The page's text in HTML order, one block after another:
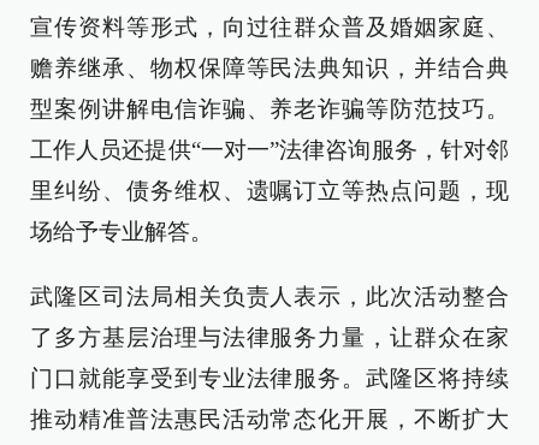
宣传资料等形式，向过往群众普及婚姻家庭、
赡养继承、物权保障等民法典知识，并结合典
型案例讲解电信诈骗、养老诈骗等防范技巧。
工作人员还提供“一对一”法律咨询服务，针对邻
里纠纷、债务维权、遗嘱订立等热点问题，现
场给予专业解答。
武隆区司法局相关负责人表示，此次活动整合
了多方基层治理与法律服务力量，让群众在家
门口就能享受到专业法律服务。武隆区将持续
推动精准普法惠民活动常态化开展，不断扩大